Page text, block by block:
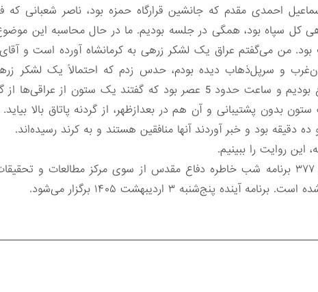
احمدی مقدم که جانشین قرارگاه حمزه بود، ناصر شعبانی که
کل سپاه بود، همگی در جلسه بودیم. ما در حال محاسبه این
بود. من می‌گفتم عراق یک لشکر زرهی به کرمانشاه آورده است و
و سر‌پل‌ذهاب دیده‌ بودم، حدس زدم که احتمالاً یک لشکر
موضوع بودیم و ساعت حدود 5 عصر بود که گفتند یک
بدون پشتیبانی و آن هم در بعدازظهر، از گردنه پاتاق بالا
دقیقه بود و خبر آوردند آنها منافقین هستند و به کرند رسیده‌اند.
این روایت را ببینیم.
تاکنون ۳۷۷ برنامه شب خاطره دفاع مقدس از سوی مرکز مطالعات
برنامه آینده پنج‌شنبه ۳ اردیبهشت ۱۴۰۵ برگزار می‌شود.